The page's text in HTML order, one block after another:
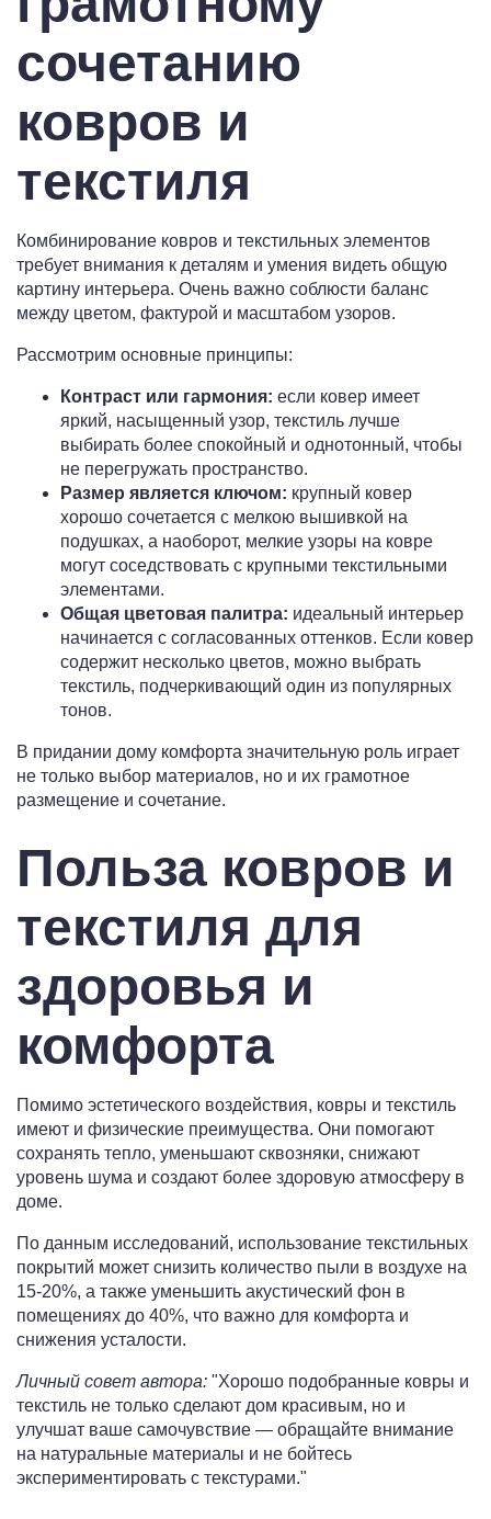
сочетанию
ковров и
текстиля
Комбинирование ковров и текстильных элементов
требует внимания к деталям и умения видеть общую
картину интерьера. Очень важно соблюсти баланс
между цветом, фактурой и масштабом узоров.
Рассмотрим основные принципы:
Контраст или гармония: если ковер имеет
яркий, насыщенный узор, текстиль лучше
выбирать более спокойный и однотонный, чтобы
не перегружать пространство.
Размер является ключом: крупный ковер
хорошо сочетается с мелкою вышивкой на
подушках, а наоборот, мелкие узоры на ковре
могут соседствовать с крупными текстильными
элементами.
Общая цветовая палитра: идеальный интерьер
начинается с согласованных оттенков. Если ковер
содержит несколько цветов, можно выбрать
текстиль, подчеркивающий один из популярных
тонов.
В придании дому комфорта значительную роль играет
не только выбор материалов, но и их грамотное
размещение и сочетание.
Польза ковров и
текстиля для
здоровья и
комфорта
Помимо эстетического воздействия, ковры и текстиль
имеют и физические преимущества. Они помогают
сохранять тепло, уменьшают сквозняки, снижают
уровень шума и создают более здоровую атмосферу в
доме.
По данным исследований, использование текстильных
покрытий может снизить количество пыли в воздухе на
15-20%, а также уменьшить акустический фон в
помещениях до 40%, что важно для комфорта и
снижения усталости.
Личный совет автора:
Хорошо подобранные ковры и
текстиль не только сделают дом красивым, но и
улучшат ваше самочувствие — обращайте внимание
на натуральные материалы и не бойтесь
экспериментировать с текстурами.